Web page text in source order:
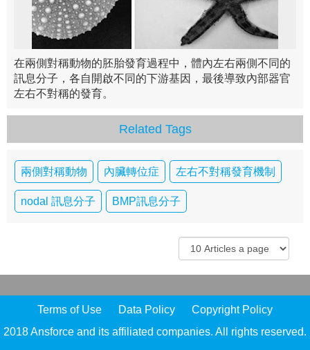
在兩側對稱動物的胚胎發育過程中，體內左右兩側不同的
訊息分子，各自開啟不同的下游基因，最後導致內部器官
左右不對稱的發育。
Related Tags
兩側對稱動物 內臟轉位症 左右不對稱發育機制
nodal 訊息分子 BMP訊息分子
Terms of Use Data Policy
Copyright Policy
2018 Ansforce and its affiliated companies. All rights reserved.